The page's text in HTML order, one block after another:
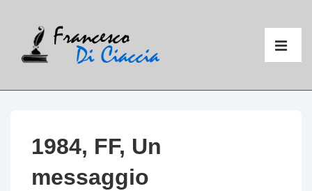
1984, FF, Un
messaggio